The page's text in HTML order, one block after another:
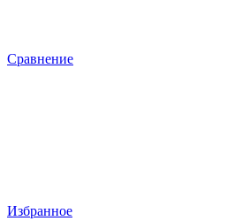
Сравнение
Избранное